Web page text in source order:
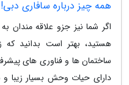
همه چیز درباره سافاری دبی!
اگر شما نیز جزو علاقه مندان
هستید، بهتر است بدانید که
ساختمان ها و فناوری های
دارای حیات وحش بسیار زیبا